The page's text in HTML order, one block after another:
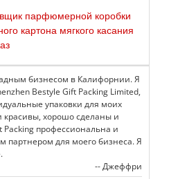
парфюмерной коробки
картона мягкого касания
бизнесом в Калифорнии. Я
Bestyle Gift Packing Limited,
упаковки для моих
красивы, хорошо сделаны и
Packing профессиональна и
партнером для моего бизнеса. Я
-- Джеффри